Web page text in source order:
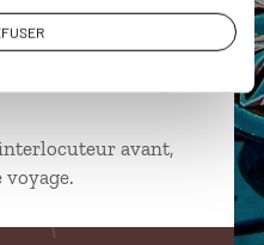
la réalité du pays.
ou depuis nos studios
avant,